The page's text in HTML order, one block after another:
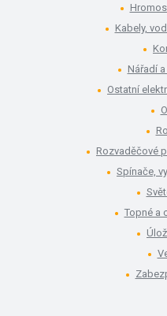
Kabely,
Nářadí
Ostatní
Rozvaděčové
Spínače,
Topné a